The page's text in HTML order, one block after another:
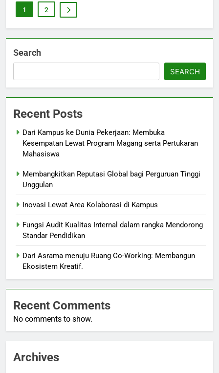
1 2
Search
SEARCH
Recent Posts
Dari Kampus ke Dunia Pekerjaan: Membuka
Kesempatan Lewat Program Magang serta Pertukaran
Mahasiswa
Membangkitkan Reputasi Global bagi Perguruan Tinggi
Unggulan
Inovasi Lewat Area Kolaborasi di Kampus
Fungsi Audit Kualitas Internal dalam rangka Mendorong
Standar Pendidikan
Dari Asrama menuju Ruang Co-Working: Membangun
Ekosistem Kreatif.
Recent Comments
No comments to show.
Archives